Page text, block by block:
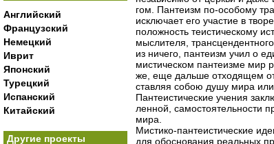
Английский
Французский
Немецкий
Иврит
Японский
Турецкий
Испанский
Китайский
Другие проекты
гом. Пантеизм по-особому
исключает его участие в
положность теистическому
мыслителя,
из ничего, пантеизм учил о
мистическом пантеизме мир
же, еще дальше отходящем
ставляя собою душу мира
Пантеистические учения
ленной, самостоятельности
мира.
Мистико-пантеистические
для обоснования реальных